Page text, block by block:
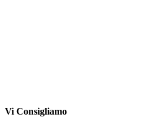
Vi Consigliamo